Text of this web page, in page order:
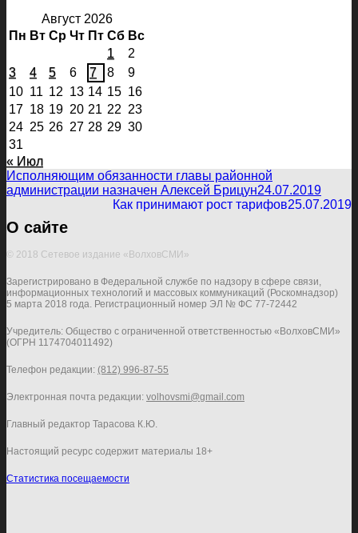
Август 2026
Пн Вт Ср Чт Пт Сб Вс
1
2
3
4 5 6 7 8
9
10 11 12 13 14 15 16
17 18 19 20 21 22 23
24 25 26 27 28 29 30
31
« Июл
Исполняющим обязанности главы районной
администрации назначен Алексей Брицун24.07.2019
Как принимают рост тарифов25.07.2019
О сайте
© 2018 Сетевое издание «ВолховСМИ»
Зарегистрировано в Федеральной службе по надзору в сфере связи,
информационных технологий и массовых коммуникаций (Роскомнадзор)
5 марта 2018 года. Регистрационный номер ЭЛ № ФС 77-72442
Учредитель: Общество с ограниченной ответственностью «ВолховСМИ»
(ОГРН 1174704011492)
Телефон редакции: (812) 996-87-55
Электронная почта редакции: volhovsmi@gmail.com
Главный редактор Тарасова К.Ю.
Настоящий ресурс содержит материалы 18+
Статистика посещаемости